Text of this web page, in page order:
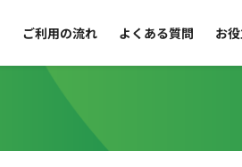
ご利用の流れ よくある質問 お